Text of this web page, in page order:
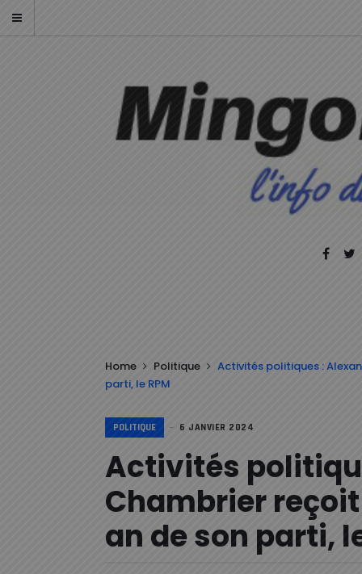
Home Politique
Activités politiques :
parti, le RPM
POLITIQUE 6 JANVIER 2024
Activités
Chambrier
an de son parti,